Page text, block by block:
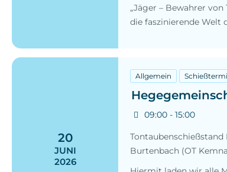
„Jäger – Bewahrer
die faszinierende Welt
20
JUNI
2026
Allgemein
09:00 - 15:00
Tontaubenschießstand
Burtenbach (OT